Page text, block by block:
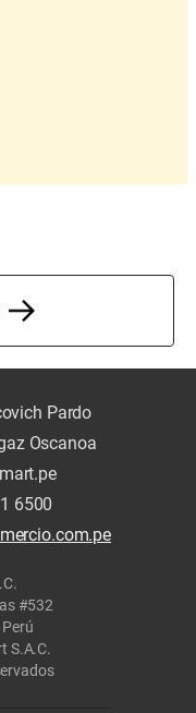
Pardo
Oscanoa
6500
#532
S.A.C.